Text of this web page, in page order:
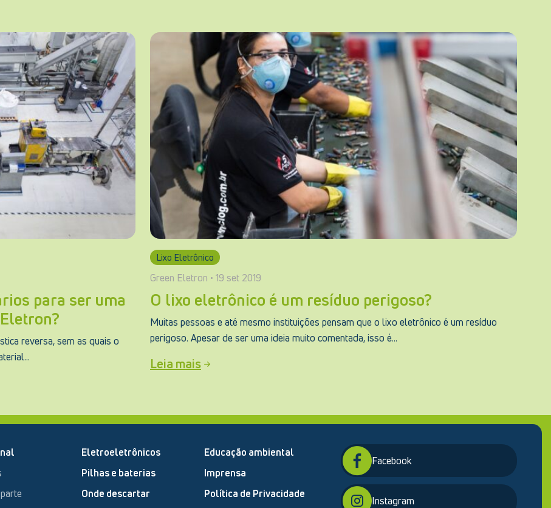
para ser uma
reversa, sem as quais o
Lixo Eletrônico
Green Eletron • 19 set 2019
O lixo eletrônico é um resíduo perigoso?
Muitas pessoas e até mesmo instituições pensam que o lixo eletrônico é um resíduo
perigoso. Apesar de ser uma ideia muito comentada, isso é...
Leia mais
Eletroeletrônicos
Pilhas e baterias
Onde descartar
Educação ambiental
Imprensa
Política de Privacidade
Facebook
Instagram